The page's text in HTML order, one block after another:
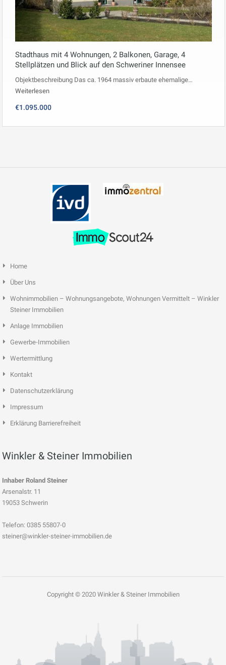
Stadthaus mit 4 Wohnungen, 2 Balkonen, Garage, 4
Stellplätzen und Blick auf den Schweriner Innensee
Objektbeschreibung Das ca. 1964 massiv erbaute ehemalige…
Weiterlesen
€1.095.000
Home
Über Uns
Wohnimmobilien – Wohnungsangebote, Wohnungen Vermittelt – Winkler
Steiner Immobilien
Anlage Immobilien
Gewerbe-Immobilien
Wertermittlung
Kontakt
Datenschutzerklärung
Impressum
Erklärung Barrierefreiheit
Winkler & Steiner Immobilien
Inhaber Roland Steiner
Arsenalstr. 11
19053 Schwerin
Telefon: 0385 55807-0
steiner@winkler-steiner-immobilien.de
Copyright © 2020 Winkler & Steiner Immobilien